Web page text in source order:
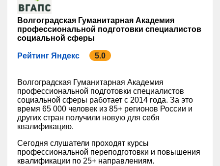
Волгоградская Гуманитарная Академия
профессиональной подготовки специалистов
социальной сферы
Рейтинг Яндекс 5.0
Волгоградская Гуманитарная Академия
профессиональной подготовки специалистов
социальной сферы работает с 2014 года. За это
время 65 000 человек из 85+ регионов России и
других стран получили новую для себя
квалификацию.
Сегодня слушатели проходят курсы
профессиональной переподготовки и повышения
квалификации по 25+ направлениям.